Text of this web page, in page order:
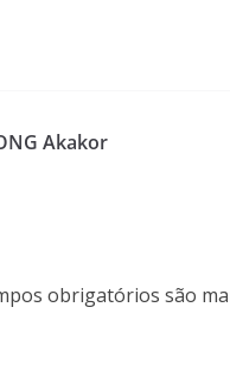
Akakor
obrigatórios são